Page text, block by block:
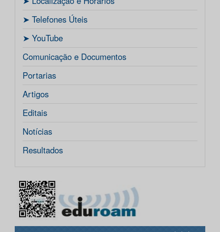
ㅤ➤ Telefones Úteis
ㅤ➤ YouTube
Comunicação e Documentos
Portarias
Artigos
Editais
Notícias
Resultados